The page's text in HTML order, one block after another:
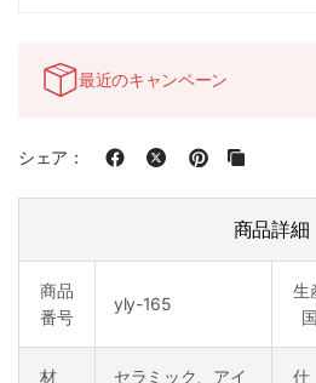
最近のキャンペーン
シェア：
商品詳細
商品
番号
yly-165
生
国
材
セラミック、アイ
仕